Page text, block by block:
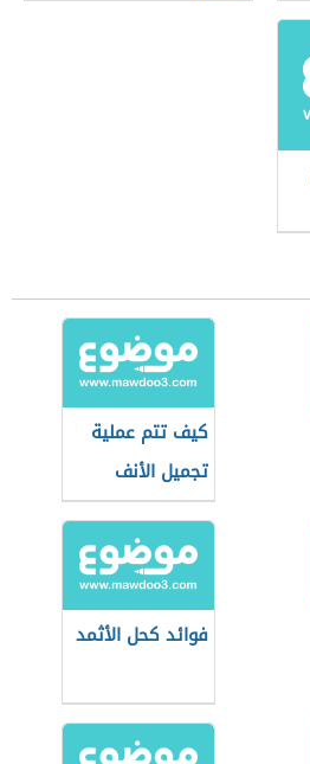
كيف تتم عملية
تجميل الأنف
فوائد كحل الأثمد